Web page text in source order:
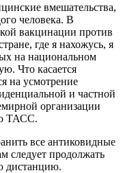
вмешательства,
человека. В
вакцинации против
где я нахожусь, я
на национальном
Что касается
на усмотрение
и частной
организации
ТАСС.
все антиковидные
следует продолжать
дистанцию.